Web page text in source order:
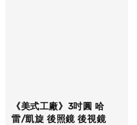
《美式工廠》3吋圓 哈
雷/凱旋 後照鏡 後視鏡